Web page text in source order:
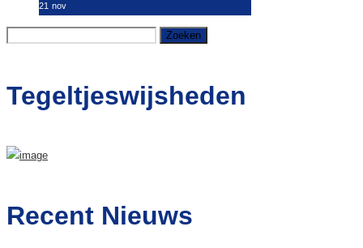
21 nov
Tegeltjeswijsheden
Recent Nieuws